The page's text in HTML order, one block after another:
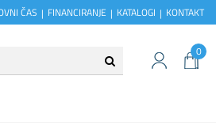
ČAS FINANCIRANJE KATALOGI KONTAKT
0